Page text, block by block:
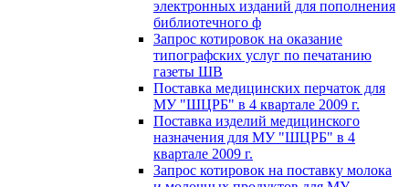
электронных изданий для пополнения
библиотечного ф
Запрос котировок на оказание
типографских услуг по печатанию
газеты ШВ
Поставка медицинских перчаток для
МУ "ШЦРБ" в 4 квартале 2009 г.
Поставка изделий медицинского
назначения для МУ "ШЦРБ" в 4
квартале 2009 г.
Запрос котировок на поставку молока